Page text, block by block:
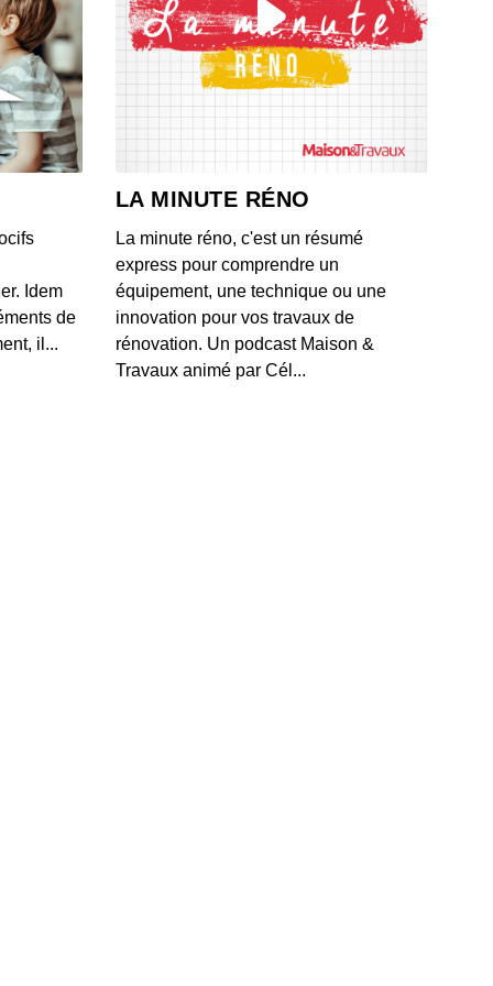
valide par erreur une offre de rachat à 16 000 euros
- IL Y A 1 MOIS
de moratoires frappe les datacenters aux États-
un projet polémique près d'un zoo
IL Y A 1 MOIS
les méthodes de Box pour classifier et protéger les
d'entreprise contre les fuites documentaires
IL Y A 1 MOIS
du Crédit Agricole mise à genoux par la
Idem
de
il...
LA MINUTE RÉNO
La minute réno, c'est un résumé
express pour comprendre un
équipement, une technique ou une
innovation pour vos travaux de
rénovation. Un podcast Maison &
Travaux animé par Cél...